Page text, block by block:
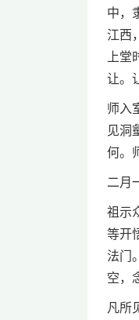
中，
江西
上堂
让。
师入
见洞
何。
二月
祖示
等开
法门
空，
凡所